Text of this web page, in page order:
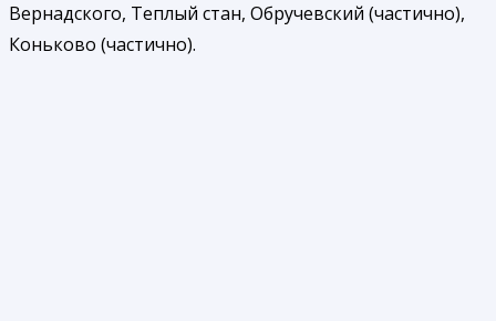
Вернадского, Теплый стан, Обручевский (частично),
Коньково (частично).